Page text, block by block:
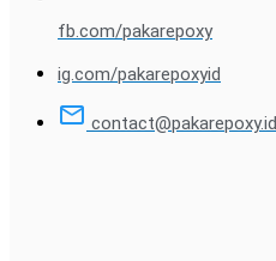
fb.com/pakarepoxy
ig.com/pakarepoxyid
contact@pakarepoxy.id